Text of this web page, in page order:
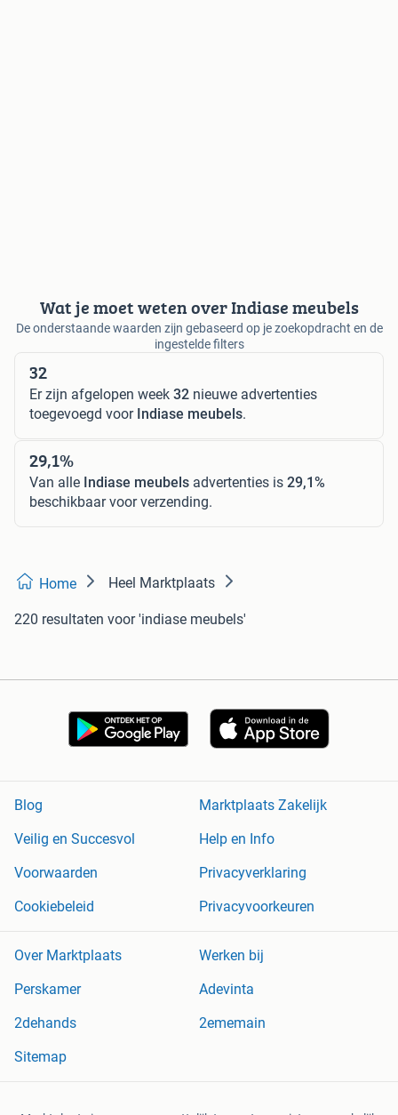
Wat je moet weten over Indiase meubels
De onderstaande waarden zijn gebaseerd op je zoekopdracht en de
ingestelde filters
32
Er zijn afgelopen week 32 nieuwe advertenties
toegevoegd voor Indiase meubels.
29,1%
Van alle Indiase meubels advertenties is 29,1%
beschikbaar voor verzending.
Home Heel Marktplaats
220 resultaten voor 'indiase meubels'
Blog
Marktplaats Zakelijk
Veilig en Succesvol
Help en Info
Voorwaarden
Privacyverklaring
Cookiebeleid
Privacyvoorkeuren
Over Marktplaats
Werken bij
Perskamer
Adevinta
2dehands
2ememain
Sitemap